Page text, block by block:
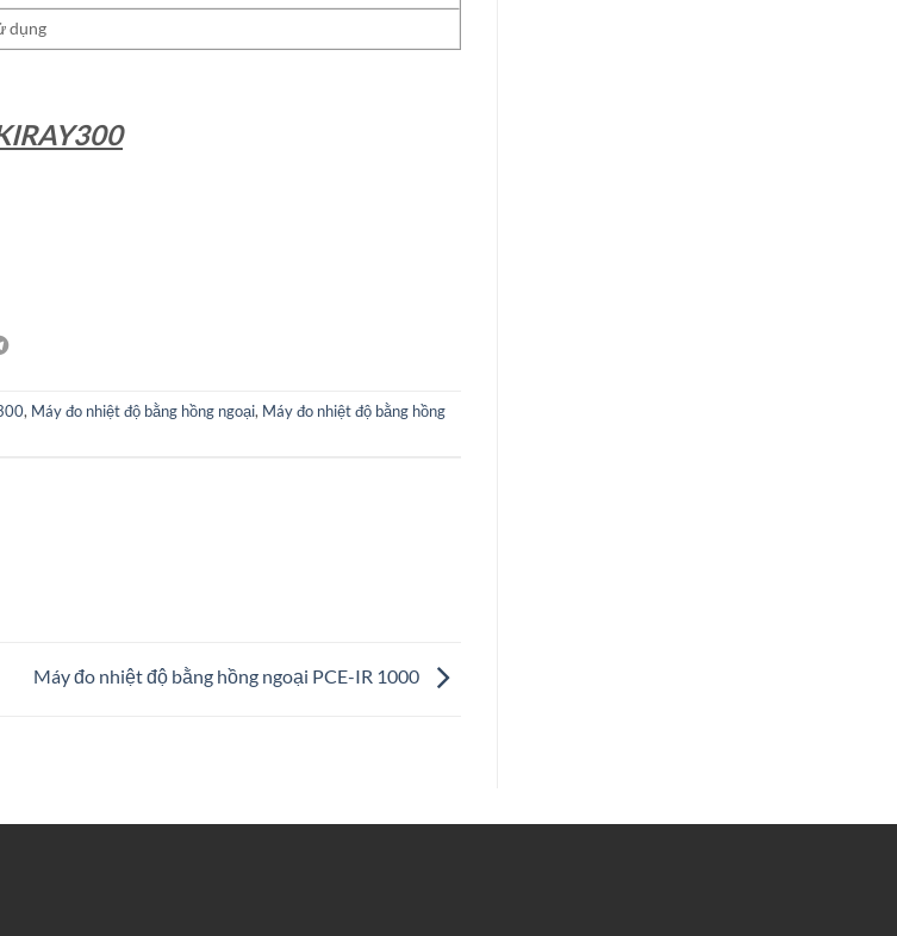
dụng
, Máy đo nhiệt độ bằng hồng ngoại, Máy đo nhiệt độ bằng hồng
Máy đo nhiệt độ bằng hồng ngoại PCE-IR 1000